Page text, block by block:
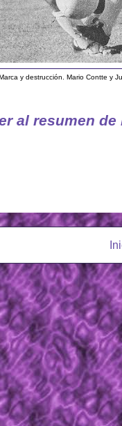
y destrucción. Mario Contte y
al resumen